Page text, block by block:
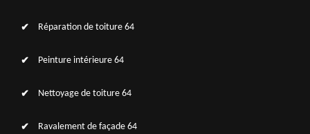
Réparation de toiture 64
Peinture intérieure 64
Nettoyage de toiture 64
Ravalement de façade 64